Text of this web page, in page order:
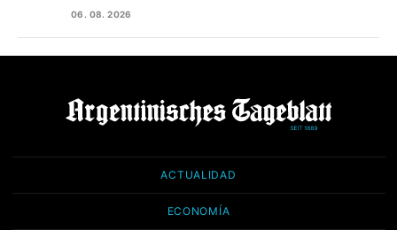
06. 08. 2026
ACTUALIDAD
ECONOMÍA